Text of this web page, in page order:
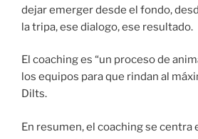
dejar emerger desde el fondo,
la tripa, ese dialogo, ese resultado.
El coaching es “un proceso de
los equipos para que rindan al
Dilts.
En resumen, el coaching se centra